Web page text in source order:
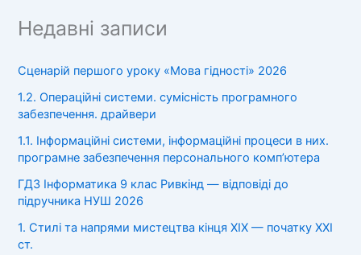
Недавні записи
Сценарій першого уроку «Мова гідності» 2026
1.2. Операційні системи. сумісність програмного
забезпечення. драйвери
1.1. Інформаційні системи, інформаційні процеси в них.
програмне забезпечення персонального комп’ютера
ГДЗ Інформатика 9 клас Ривкінд — відповіді до
підручника НУШ 2026
1. Стилі та напрями мистецтва кінця XIX — початку XXI
ст.